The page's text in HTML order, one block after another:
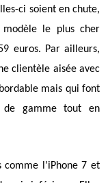
ci soient en chute,
le plus cher
euros. Par ailleurs,
clientèle aisée avec
mais qui font
gammetout en
comme l’iPhone 7 et